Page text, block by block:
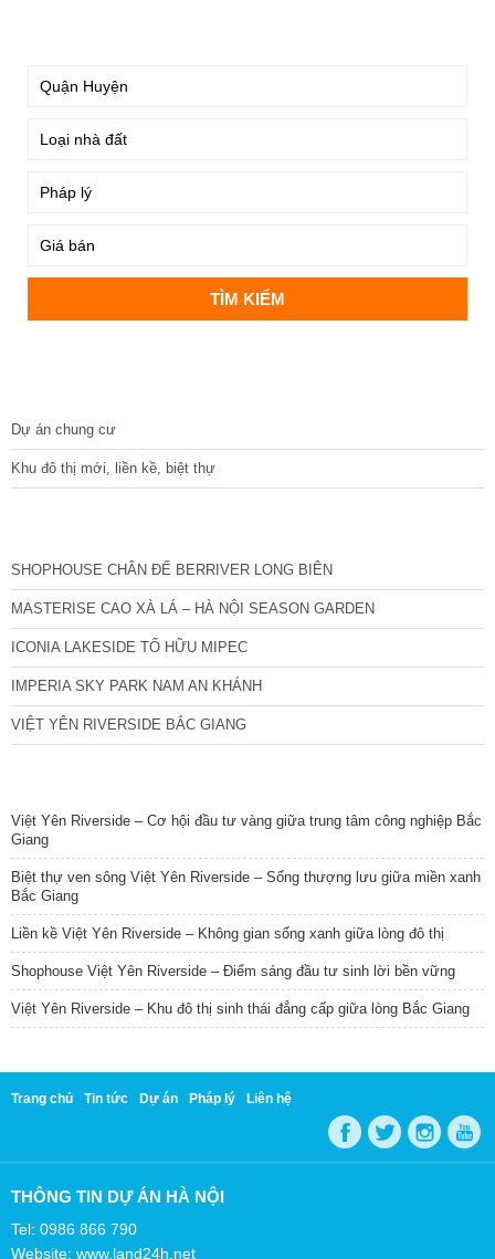
Dự án chung cư
Khu đô thị mới, liền kề, biệt thự
SHOPHOUSE CHÂN ĐẾ BERRIVER LONG BIÊN
MASTERISE CAO XÀ LÁ – HÀ NỘI SEASON GARDEN
ICONIA LAKESIDE TỐ HỮU MIPEC
IMPERIA SKY PARK NAM AN KHÁNH
VIỆT YÊN RIVERSIDE BẮC GIANG
Việt Yên Riverside – Cơ hội đầu tư vàng giữa trung tâm công nghiệp Bắc
Giang
Biệt thự ven sông Việt Yên Riverside – Sống thượng lưu giữa miền xanh
Bắc Giang
Liền kề Việt Yên Riverside – Không gian sống xanh giữa lòng đô thị
Shophouse Việt Yên Riverside – Điểm sáng đầu tư sinh lời bền vững
Việt Yên Riverside – Khu đô thị sinh thái đẳng cấp giữa lòng Bắc Giang
Trang chủ Tin tức Dự án Pháp lý Liên hệ
THÔNG TIN DỰ ÁN HÀ NỘI
Tel: 0986 866 790
Website: www.land24h.net